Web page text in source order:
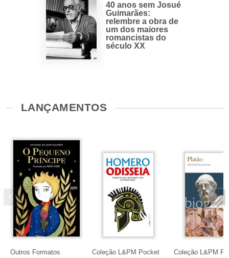
40 anos sem Josué
Guimarães:
relembre a obra de
um dos maiores
romancistas do
século XX
LANÇAMENTOS
Outros Formatos Coleção L&PM Pocket Coleção L&PM